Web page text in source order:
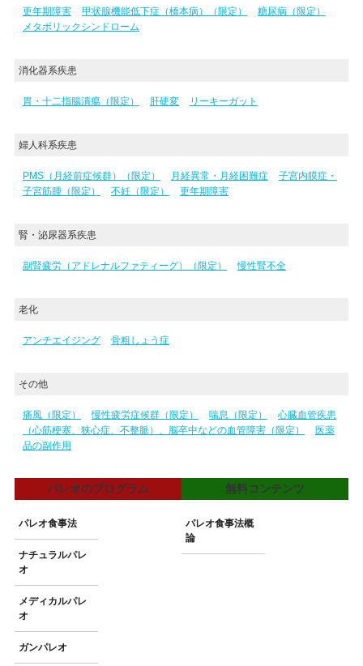
更年期障害 甲状腺機能低下症（橋本病）（限定）
糖尿病（限定）
メタボリックシンドローム
消化器系疾患
胃・十二指腸潰瘍（限定） 肝硬変 リーキーガット
婦人科系疾患
PMS（月経前症候群）（限定） 月経異常・月経困難症
子宮内膜症・
子宮筋腫（限定）
不妊（限定） 更年期障害
腎・泌尿器系疾患
副腎疲労（アドレナルファティーグ）（限定） 慢性腎不全
老化
アンチエイジング 骨粗しょう症
その他
痛風（限定） 慢性疲労症候群（限定） 喘息（限定）
心臓血管疾患
（心筋梗塞、狭心症、不整脈）、脳卒中などの血管障害（限定）
医薬
品の副作用
パレオのプログラム
パレオ食事法
ナチュラルパレ
オ
メディカルパレ
オ
ガンパレオ
無料コンテンツ
パレオ食事法概
論